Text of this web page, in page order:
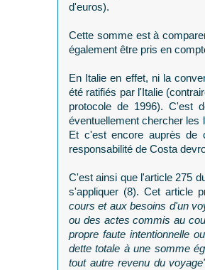
d'euros).
Cette somme est à
également être pris en
En Italie en effet, ni la
été ratifiés par l'Italie
protocole de 1996). C'est
éventuellement chercher les
Et c'est encore auprès de
responsabilité de Costa
C'est ainsi que l'article 275
s'appliquer (8). Cet article
cours et aux besoins d'un
ou des actes commis au
propre faute intentionnelle
dette totale à une somme
tout autre revenu du